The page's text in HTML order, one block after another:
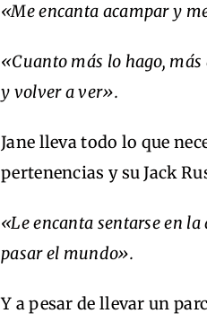
«Me encanta acampar y
«Cuanto más lo hago,
y volver a ver».
Jane lleva todo lo que
pertenencias y su Jack
«Le encanta sentarse en
pasar el mundo».
Y a pesar de llevar un